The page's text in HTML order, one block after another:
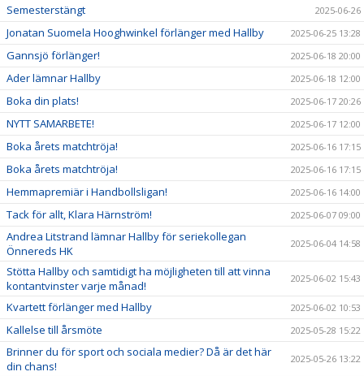
Semesterstängt 2025-06-26
Jonatan Suomela Hooghwinkel förlänger med Hallby 2025-06-25 13:28
Gannsjö förlänger! 2025-06-18 20:00
Ader lämnar Hallby 2025-06-18 12:00
Boka din plats! 2025-06-17 20:26
NYTT SAMARBETE! 2025-06-17 12:00
Boka årets matchtröja! 2025-06-16 17:15
Boka årets matchtröja! 2025-06-16 17:15
Hemmapremiär i Handbollsligan! 2025-06-16 14:00
Tack för allt, Klara Härnström! 2025-06-07 09:00
Andrea Litstrand lämnar Hallby för seriekollegan
Önnereds HK
2025-06-04 14:58
Stötta Hallby och samtidigt ha möjligheten till att vinna
kontantvinster varje månad!
2025-06-02 15:43
Kvartett förlänger med Hallby 2025-06-02 10:53
Kallelse till årsmöte 2025-05-28 15:22
Brinner du för sport och sociala medier? Då är det här
din chans!
2025-05-26 13:22